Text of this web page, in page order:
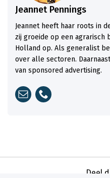
Jeannet Pennings
Jeannet heeft haar roots in
zij groeide op een agrarisch
Holland op. Als generalist
over alle sectoren.
van sponsored advertising.
Deel